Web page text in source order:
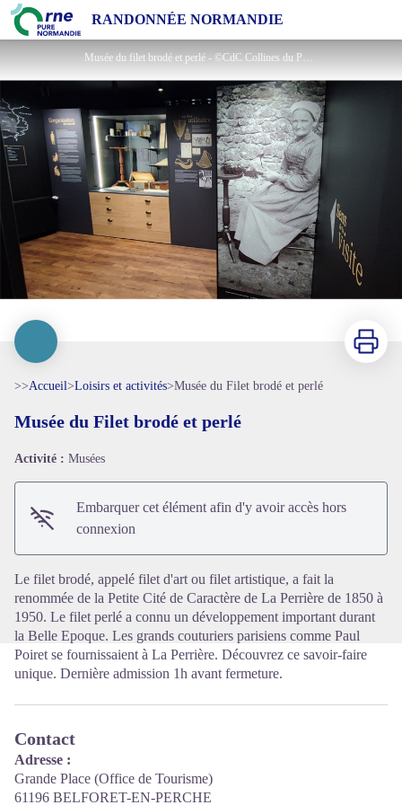
RANDONNÉE NORMANDIE
Musée du Filet brodé et perlé
Musée du filet brodé et perlé - ©CdC Collines du Perche Normand
Voir l'image en plein écran
Imprimer
>>Accueil>Loisirs et activités>Musée du Filet brodé et perlé
Musée du Filet brodé et perlé
Activité : Musées
Embarquer cet élément afin d'y avoir accès hors
connexion
Le filet brodé, appelé filet d'art ou filet artistique, a fait la
renommée de la Petite Cité de Caractère de La Perrière de 1850 à
1950. Le filet perlé a connu un développement important durant
la Belle Epoque. Les grands couturiers parisiens comme Paul
Poiret se fournissaient à La Perrière. Découvrez ce savoir-faire
unique. Dernière admission 1h avant fermeture.
Contact
Adresse :
Grande Place (Office de Tourisme)
61196 BELFORET-EN-PERCHE